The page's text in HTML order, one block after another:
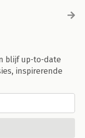
blijf up-to-date
inspirerende